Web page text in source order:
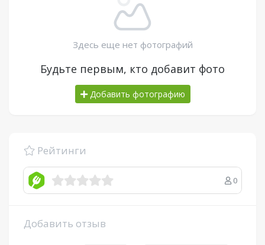
Здесь еще нет фотографий
Будьте первым, кто добавит фото
Добавить фотографию
Рейтинги
0
Добавить отзыв